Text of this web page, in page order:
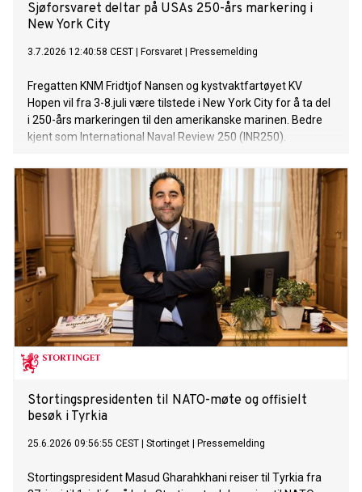
Sjøforsvaret deltar på USAs 250-års markering i
New York City
3.7.2026 12:40:58 CEST Forsvaret Pressemelding
Fregatten KNM Fridtjof Nansen og kystvaktfartøyet KV
Hopen vil fra 3-8.juli være tilstede i New York City for å ta del
i 250-års markeringen til den amerikanske marinen. Bedre
kjent som International Naval Review 250 (INR250).
Stortingspresidenten til NATO-møte og offisielt
besøk i Tyrkia
25.6.2026 09:56:55 CEST Stortinget Pressemelding
Stortingspresident Masud Gharahkhani reiser til Tyrkia fra